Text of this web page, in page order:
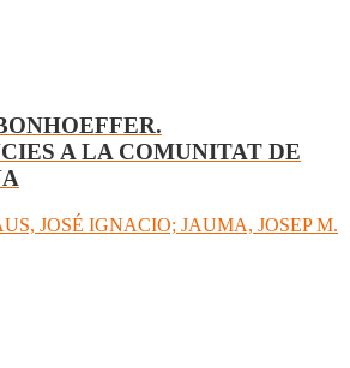
A LA COMUNITAT DE
JOSÉ IGNACIO; JAUMA, JOSEP M.